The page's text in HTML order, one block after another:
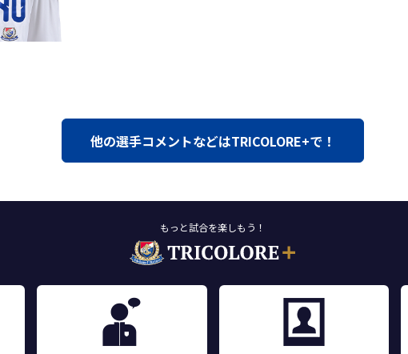
他の選手コメントなどはTRICOLORE+で！
もっと試合を楽しもう！